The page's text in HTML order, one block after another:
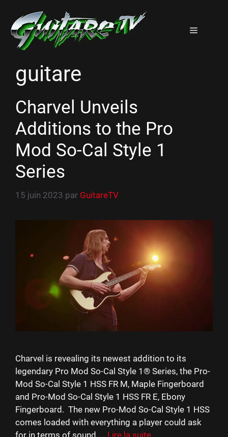
contenu
Menu
guitare
Charvel Unveils
Additions to the Pro
Mod So-Cal Style 1
Series
15 juin 2023 par GuitareTV
Charvel is revealing its newest addition to its
legendary Pro Mod So-Cal Style 1® Series, the Pro-
Mod So-Cal Style 1 HSS FR M, Maple Fingerboard
and Pro-Mod So-Cal Style 1 HSS FR E, Ebony
Fingerboard. The new Pro-Mod So-Cal Style 1 HSS
comes loaded with everything a player could ask
for in terms of sound, … Lire la suite